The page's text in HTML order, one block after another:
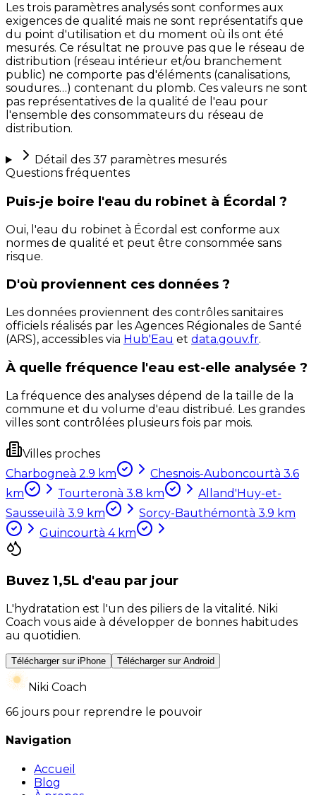
Les trois paramètres analysés sont conformes aux
exigences de qualité mais ne sont représentatifs que
du point d'utilisation et du moment où ils ont été
mesurés. Ce résultat ne prouve pas que le réseau de
distribution (réseau intérieur et/ou branchement
public) ne comporte pas d'éléments (canalisations,
soudures…) contenant du plomb. Ces valeurs ne sont
pas représentatives de la qualité de l'eau pour
l'ensemble des consommateurs du réseau de
distribution.
Détail des 37 paramètres mesurés
Questions fréquentes
Puis-je boire l'eau du robinet à Écordal ?
Oui, l'eau du robinet à Écordal est conforme aux
normes de qualité et peut être consommée sans
risque.
D'où proviennent ces données ?
Les données proviennent des contrôles sanitaires
officiels réalisés par les Agences Régionales de Santé
(ARS), accessibles via Hub'Eau et data.gouv.fr.
À quelle fréquence l'eau est-elle analysée ?
La fréquence des analyses dépend de la taille de la
commune et du volume d'eau distribué. Les grandes
villes sont contrôlées plusieurs fois par mois.
Villes proches
Charbogneà 2.9 km Chesnois-Auboncourtà 3.6
km
Tourteronà 3.8 km
Alland'Huy-et-
Sausseuil à 3.9 km Sorcy-Bauthémontà 3.9 km
Guincourtà 4km
Buvez 1,5L d'eau par jour
L'hydratation est l'un des piliers de la vitalité. Niki
Coach vous aide à développer de bonnes habitudes
au quotidien.
Télécharger sur iPhone Télécharger sur Android
Niki Coach
66 jours pour reprendre le pouvoir
Navigation
Accueil
Blog